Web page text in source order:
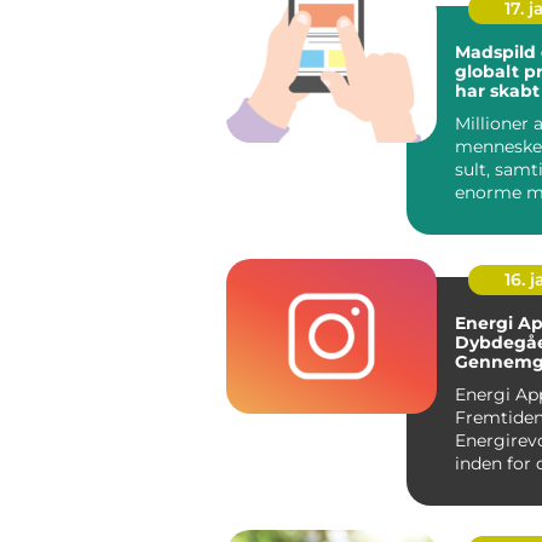
17.
Madspild
globalt
har
en bred
over
Millioner
sult,
enorme
hver
16.
Energi
Energi
inden for